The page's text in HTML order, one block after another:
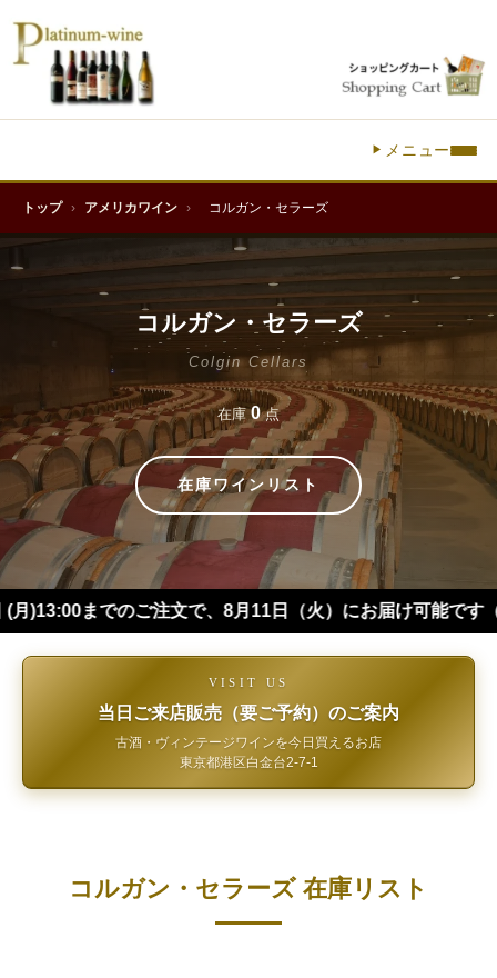
メニュー
トップ › アメリカワイン › コルガン・セラーズ
コルガン・セラーズ
Colgin Cellars
在庫0点
在庫ワインリスト
注文で、8月11日（火）にお届け可能です（※四国・中
VISIT US
当日ご来店販売（要ご予約）のご案内
古酒・ヴィンテージワインを今日買えるお店
東京都港区白金台2-7-1
コルガン・セラーズ 在庫リスト